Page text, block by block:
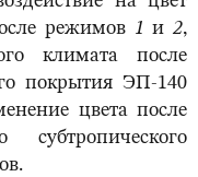
режимов 1 и2,
климата после
покрытия ЭП-140
цвета после
субтропического